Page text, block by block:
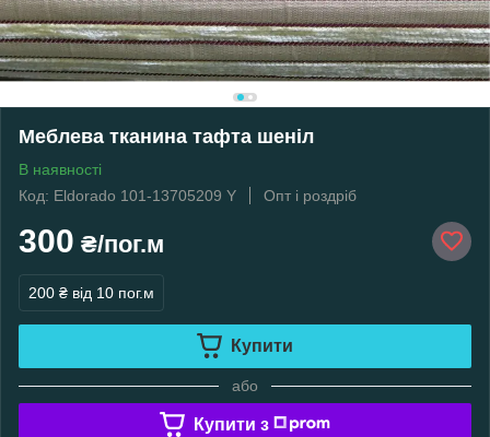
Меблева тканина тафта шеніл
В наявності
Код: Eldorado 101-13705209 Y
Опт і роздріб
300 ₴/пог.м
200 ₴ від 10 пог.м
Купити
або
Купити з